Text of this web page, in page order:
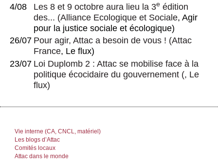
4/08
Les 8 et 9 octobre aura lieu la 3e édition
des... (Alliance Ecologique et Sociale, Agir
pour la justice sociale et écologique)
26/07 Pour agir, Attac a besoin de vous ! (Attac
France, Le flux)
23/07 Loi Duplomb 2 : Attac se mobilise face à la
politique écocidaire du gouvernement (, Le
flux)
Vie interne (CA, CNCL, matériel)
Les blogs d’Attac
Comités locaux
Attac dans le monde